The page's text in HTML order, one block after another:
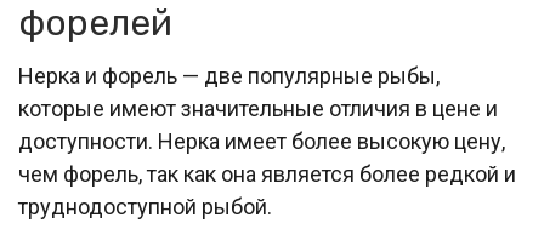
форелей
Нерка и форель — две популярные рыбы,
которые имеют значительные отличия в цене и
доступности. Нерка имеет более высокую цену,
чем форель, так как она является более редкой и
труднодоступной рыбой.